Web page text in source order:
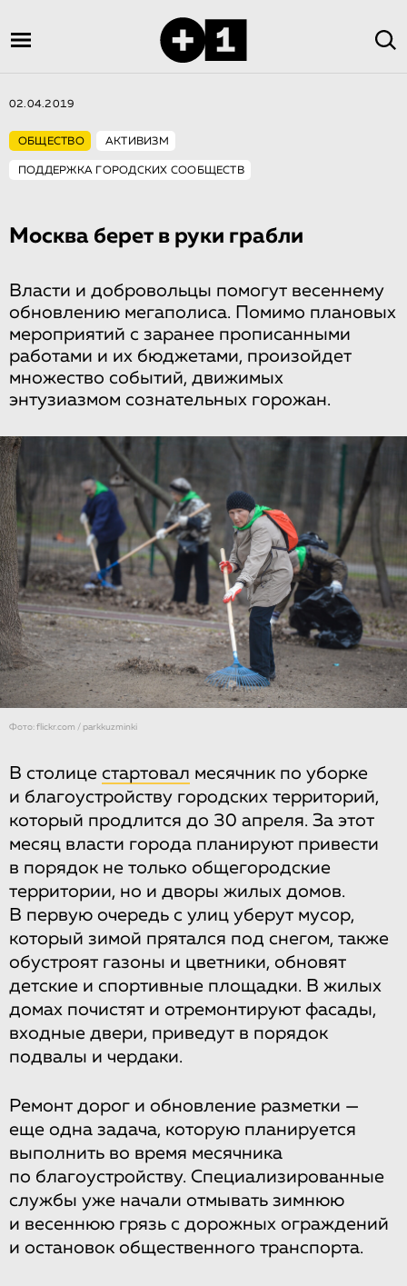
02.04.2019
ОБЩЕСТВО АКТИВИЗМ
ПОДДЕРЖКА ГОРОДСКИХ СООБЩЕСТВ
Москва берет в руки грабли
Власти и добровольцы помогут весеннему
обновлению мегаполиса. Помимо плановых
мероприятий с заранее прописанными
работами и их бюджетами, произойдет
множество событий, движимых
энтузиазмом сознательных горожан.
Фото: flickr.com / parkkuzminki
В столице стартовал месячник по уборке
и благоустройству городских территорий,
который продлится до 30 апреля. За этот
месяц власти города планируют привести
в порядок не только общегородские
территории, но и дворы жилых домов.
В первую очередь с улиц уберут мусор,
который зимой прятался под снегом, также
обустроят газоны и цветники, обновят
детские и спортивные площадки. В жилых
домах почистят и отремонтируют фасады,
входные двери, приведут в порядок
подвалы и чердаки.
Ремонт дорог и обновление разметки —
еще одна задача, которую планируется
выполнить во время месячника
по благоустройству. Специализированные
службы уже начали отмывать зимнюю
и весеннюю грязь с дорожных ограждений
и остановок общественного транспорта.